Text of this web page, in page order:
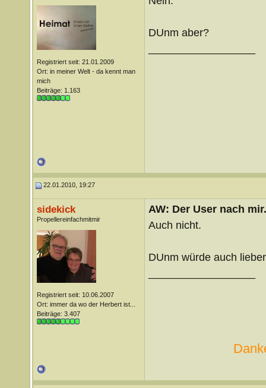
Registriert seit: 21.01.2009
Ort: in meiner Welt - da kennt man
mich
Beiträge: 1.163
DUnm aber?
22.01.2010, 19:27
sidekick
Propellereinfachmitmir
Registriert seit: 10.06.2007
Ort: immer da wo der Herbert ist...
Beiträge: 3.407
AW: Der User nach
Auch nicht.
DUnm würde auch